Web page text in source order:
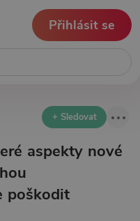
Přihlásit se
+ Sledovat
aspekty nové
poškodit